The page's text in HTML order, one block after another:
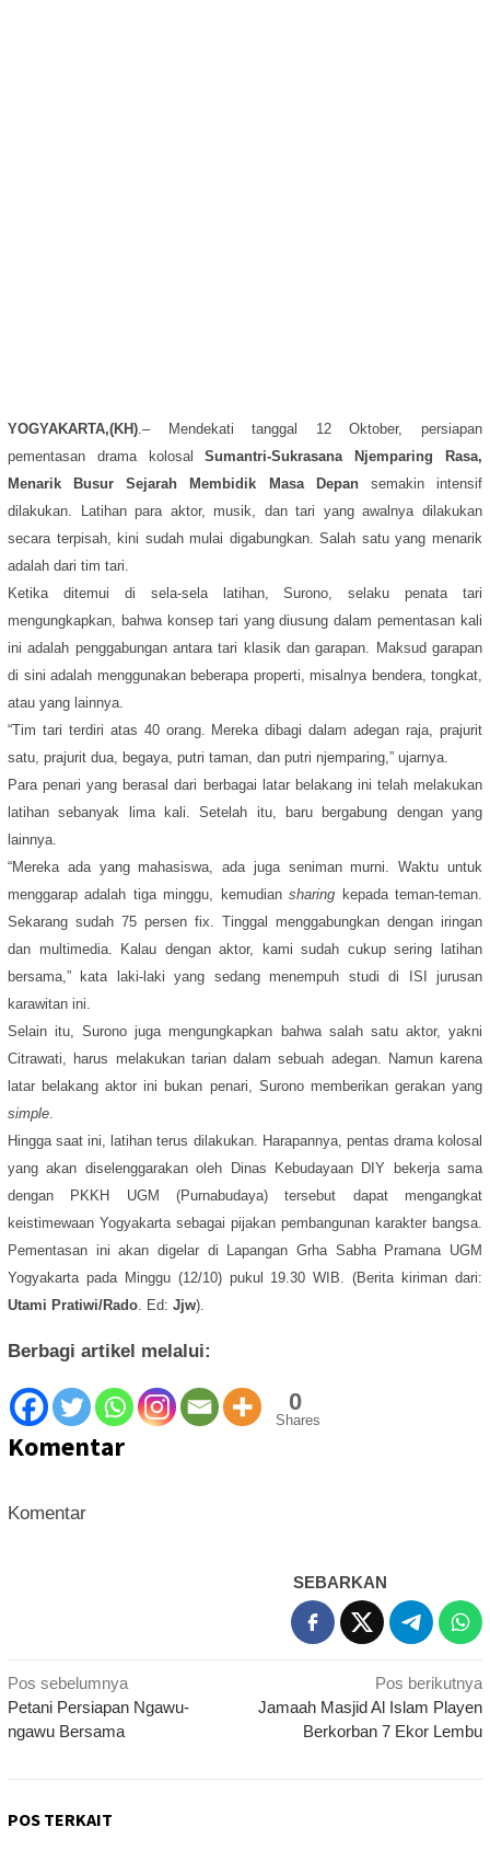
YOGYAKARTA,(KH).– Mendekati tanggal 12 Oktober, persiapan
pementasan drama kolosalSumantri-Sukrasana Njemparing Rasa,
Menarik Busur Sejarah Membidik Masa Depansemakin intensif
dilakukan. Latihan para aktor, musik, dan tari yang awalnya dilakukan
secara terpisah, kini sudah mulai digabungkan. Salah satu yang menarik
adalah dari tim tari.
Ketika ditemui di sela-sela latihan, Surono, selaku penata tari
mengungkapkan, bahwa konsep tari yang diusung dalam pementasan kali
ini adalah penggabungan antara tari klasik dan garapan. Maksud garapan
di sini adalah menggunakan beberapa properti, misalnya bendera, tongkat,
atau yang lainnya.
“Tim tari terdiri atas 40 orang. Mereka dibagi dalam adegan raja, prajurit
satu, prajurit dua, begaya, putri taman, dan putri njemparing,” ujarnya.
Para penari yang berasal dari berbagai latar belakang ini telah melakukan
latihan sebanyak lima kali. Setelah itu, baru bergabung dengan yang
lainnya.
“Mereka ada yang mahasiswa, ada juga seniman murni. Waktu untuk
menggarap adalah tiga minggu, kemudiansharing kepada teman-teman.
Sekarang sudah 75 persen fix. Tinggal menggabungkan dengan iringan
dan multimedia. Kalau dengan aktor, kami sudah cukup sering latihan
bersama,” kata laki-laki yang sedang menempuh studi di ISI jurusan
karawitan ini.
Selain itu, Surono juga mengungkapkan bahwa salah satu aktor, yakni
Citrawati, harus melakukan tarian dalam sebuah adegan. Namun karena
latar belakang aktor ini bukan penari, Surono memberikan gerakan yang
simple.
Hingga saat ini, latihan terus dilakukan. Harapannya, pentas drama kolosal
yang akan diselenggarakan oleh Dinas Kebudayaan DIY bekerja sama
dengan PKKH UGM (Purnabudaya) tersebut dapat mengangkat
keistimewaan Yogyakarta sebagai pijakan pembangunan karakter bangsa.
Pementasan ini akan digelar di Lapangan Grha Sabha Pramana UGM
Yogyakarta pada Minggu (12/10) pukul 19.30 WIB. (Berita kiriman dari:
Utami Pratiwi/Rado. Ed: Jjw).
Berbagi artikel melalui:
0
Shares
Komentar
Komentar
SEBARKAN
Navigasi
pos
Pos sebelumnya
Petani Persiapan Ngawu-
ngawu Bersama
Pos berikutnya
Jamaah Masjid Al Islam Playen
Berkorban 7 Ekor Lembu
POS TERKAIT